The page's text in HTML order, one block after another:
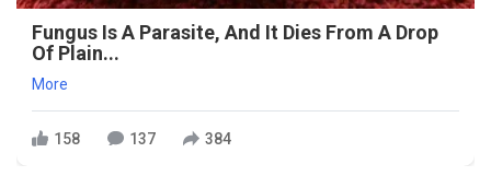
Fungus Is A Parasite, And It Dies From A Drop
Of Plain...
More
158 137 384